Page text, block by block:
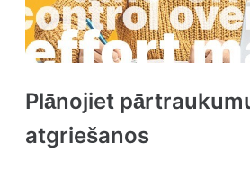
Plānojiet
atgriešanos